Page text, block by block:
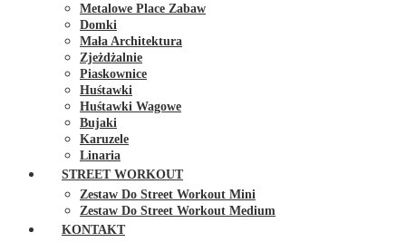
Metalowe Place Zabaw
Domki
Mała Architektura
Zjeżdżalnie
Piaskownice
Huśtawki
Huśtawki Wagowe
Bujaki
Karuzele
Linaria
STREET WORKOUT
Zestaw Do Street Workout Mini
Zestaw Do Street Workout Medium
KONTAKT